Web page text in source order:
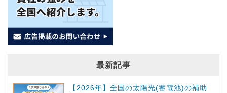
最新記事
【2026年】全国の太陽光(蓄電池)の補助